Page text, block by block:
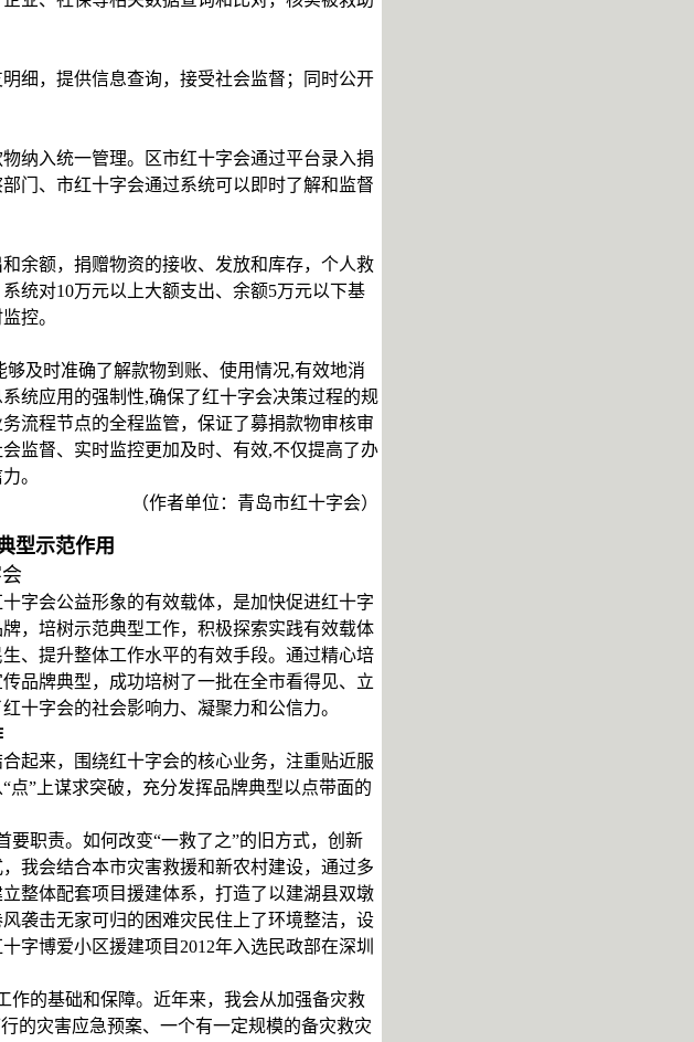
细，提供信息查询，接受社会监督；同时公开
纳入统一管理。区市红十字会通过平台录入捐
门、市红十字会通过系统可以即时了解和监督
余额，捐赠物资的接收、发放和库存，个人救
统对10万元以上大额支出、余额5万元以下基
控。
及时准确了解款物到账、使用情况,有效地消
统应用的强制性,确保了红十字会决策过程的规
流程节点的全程监管，保证了募捐款物审核审
监督、实时监控更加及时、有效,不仅提高了办
。
（作者单位：青岛市红十字会）
型示范作用
字会公益形象的有效载体，是加快促进红十字
，培树示范典型工作，积极探索实践有效载体
、提升整体工作水平的有效手段。通过精心培
品牌典型，成功培树了一批在全市看得见、立
十字会的社会影响力、凝聚力和公信力。
起来，围绕红十字会的核心业务，注重贴近服
”上谋求突破，充分发挥品牌典型以点带面的
要职责。如何改变“一救了之”的旧方式，创新
我会结合本市灾害救援和新农村建设，通过多
整体配套项目援建体系，打造了以建湖县双墩
袭击无家可归的困难灾民住上了环境整洁，设
字博爱小区援建项目2012年入选民政部在深圳
作的基础和保障。近年来，我会从加强备灾救
的灾害应急预案、一个有一定规模的备灾救灾